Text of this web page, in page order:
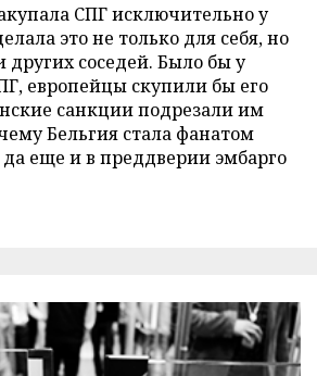
СПГ исключительно у
это не только для себя, но
соседей. Было бы у
европейцы скупили бы его
санкции подрезали им
Бельгия стала фанатом
да еще и в преддверии эмбарго